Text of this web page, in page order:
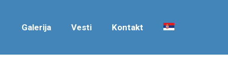
Galerija Vesti Kontakt